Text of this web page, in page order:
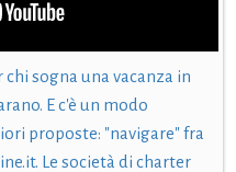
sogna una vacanza in
E c'è un modo
proposte: "navigare" fra
Le società di charter